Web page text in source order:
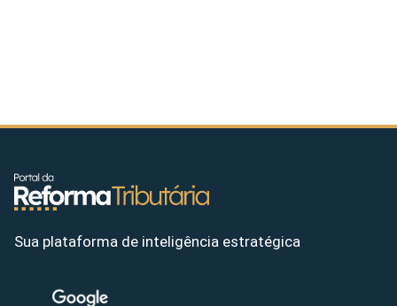
Sua plataforma de inteligência estratégica